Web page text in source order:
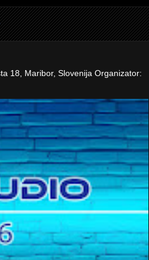
18, Maribor, Slovenija Organizator: